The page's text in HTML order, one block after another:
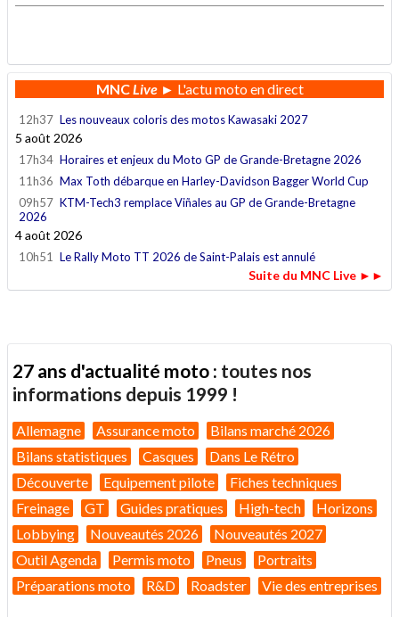
MNCLive► L'actu moto en direct
12h37 Les nouveaux coloris des motos Kawasaki 2027
5 août 2026
17h34 Horaires et enjeux du Moto GP de Grande-Bretagne 2026
11h36 Max Toth débarque en Harley-Davidson Bagger World Cup
09h57 KTM-Tech3 remplace Viñales au GP de Grande-Bretagne
2026
4 août 2026
10h51 Le Rally Moto TT 2026 de Saint-Palais est annulé
Suite du MNC Live ►►
27 ans d'actualité moto : toutes nos
informations depuis 1999 !
Allemagne Assurance moto
Bilans marché 2026
Bilans statistiques
Casques
Dans Le Rétro
Découverte
Equipement pilote
Fiches techniques
Freinage
GT Guides pratiques High-tech
Horizons
Lobbying
Nouveautés 2026
Nouveautés 2027
Outil Agenda
Permis moto Pneus
Portraits
Préparations moto
R&D Roadster Vie des entreprises